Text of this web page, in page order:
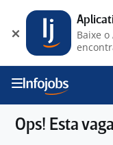
Ops! Esta
Baixe